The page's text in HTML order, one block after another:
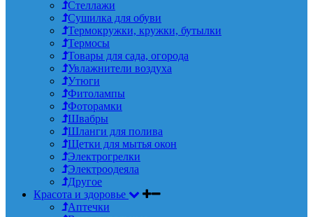
Стеллажи
Сушилка для обуви
Термокружки, кружки, бутылки
Термосы
Товары для сада, огорода
Увлажнители воздуха
Утюги
Фитолампы
Фоторамки
Швабры
Шланги для полива
Щетки для мытья окон
Электрогрелки
Электроодеяла
Другое
Красота и здоровье
Аптечки